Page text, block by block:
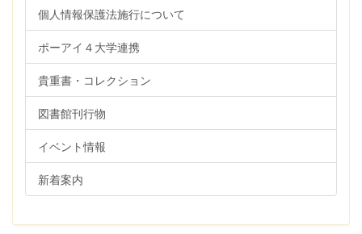
個人情報保護法施行について
ポーアイ４大学連携
貴重書・コレクション
図書館刊行物
イベント情報
新着案内